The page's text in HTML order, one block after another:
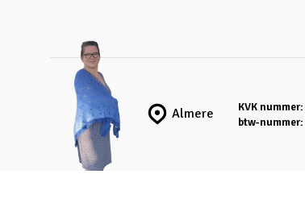
Almere KVK nummer:
btw-nummer: